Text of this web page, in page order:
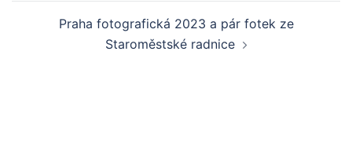
Praha fotografická 2023 a pár fotek ze
Staroměstské radnice